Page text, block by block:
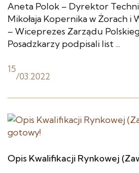
Aneta Polok – Dyrektor
Mikołaja Kopernika w Żorach i
– Wiceprezes Zarządu
Posadzkarzy podpisali list ...
15
/03.2022
Opis Kwalifikacji Rynkowej